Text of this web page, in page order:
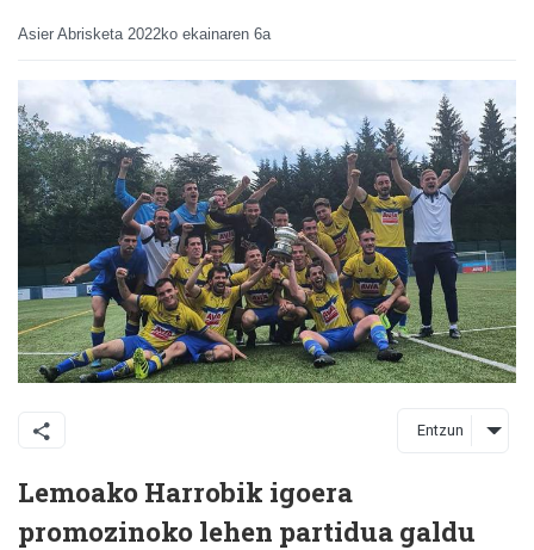
Asier Abrisketa 2022ko ekainaren 6a
Entzun
Lemoako Harrobik igoera
promozinoko lehen partidua galdu